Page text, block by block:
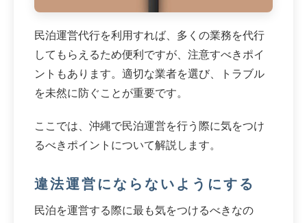
民泊運営代行を利用すれば、多くの業務を代行
してもらえるため便利ですが、注意すべきポイ
ントもあります。適切な業者を選び、トラブル
を未然に防ぐことが重要です。
ここでは、沖縄で民泊運営を行う際に気をつけ
るべきポイントについて解説します。
違法運営にならないようにする
民泊を運営する際に最も気をつけるべきなの